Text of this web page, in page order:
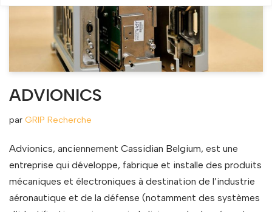
ADVIONICS
par GRIP Recherche
Advionics, anciennement Cassidian Belgium, est une
entreprise qui développe, fabrique et installe des produits
mécaniques et électroniques à destination de l’industrie
aéronautique et de la défense (notamment des systèmes